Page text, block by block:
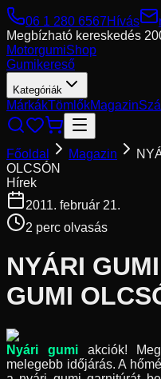
06 1 280 6567Hívás
Megbízható kereskedés
MotorgumiShop
Gumikereső
Kategóriák
MárkákTömlőkMagazin
Főoldal Magazin
OLCSÓN
Hírek
2011. február 21.
2 perc olvasás
NYÁRI
GUMI
Nyári gumi
akciók!
melegebb időjárás. A